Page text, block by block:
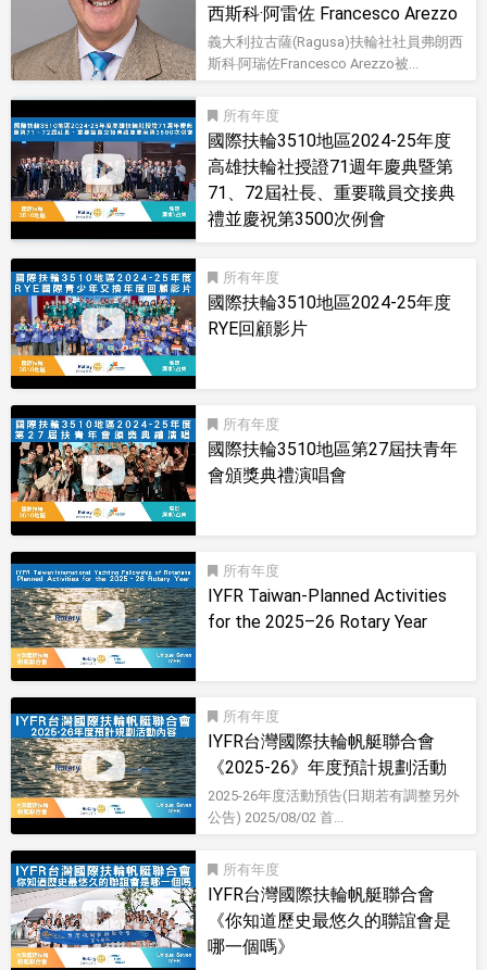
西斯科·阿雷佐 Francesco Arezzo
義大利拉古薩(Ragusa)扶輪社社員弗朗西
斯科‧阿瑞佐Francesco Arezzo被...
影音型錄
所有
國際扶輪3510地區2024-25年度
高雄扶輪社授證71週年慶典暨第
71、72屆社長、重要職員交接典
禮並慶祝第3500次例會
影音型錄
所有
國際扶輪3510地區2024-25年度
RYE回顧影片
影音型錄
所有
國際扶輪3510地區第27屆扶青年
會頒獎典禮演唱會
影音型錄
所有
IYFR Taiwan-Planned Activities
for the 2025–26 Rotary Year
影音型錄
所有
IYFR台灣國際扶輪帆艇聯合會
《2025-26》年度預計規劃活動
2025-26年度活動預告(日期若有調整另外
公告) 2025/08/02 首...
所有
IYFR台灣國際扶輪帆艇聯合會
《你知道歷史最悠久的聯誼會是
哪一個嗎》